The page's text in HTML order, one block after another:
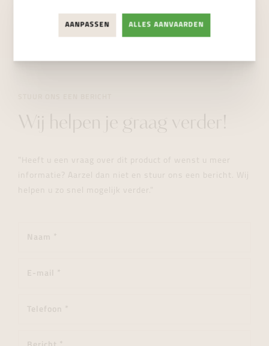
NIET BESCHIKBAAR
Wij helpen je graag verder!
"Heeft u een vraag over dit product of wenst u meer
informatie? Aarzel dan niet en stuur ons een bericht. Wij
helpen u zo snel mogelijk verder."
AANPASSEN ALLES AANVAARDEN